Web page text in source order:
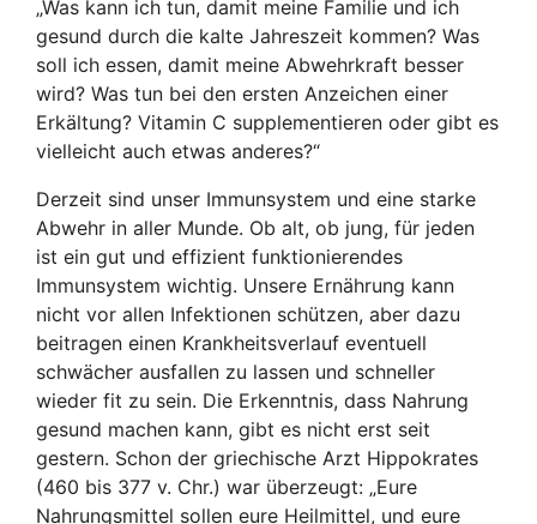
„Was kann ich tun, damit meine Familie und ich
gesund durch die kalte Jahreszeit kommen? Was
soll ich essen, damit meine Abwehrkraft besser
wird? Was tun bei den ersten Anzeichen einer
Erkältung? Vitamin C supplementieren oder gibt es
vielleicht auch etwas anderes?“
Derzeit sind unser Immunsystem und eine starke
Abwehr in aller Munde. Ob alt, ob jung, für jeden
ist ein gut und effizient funktionierendes
Immunsystem wichtig. Unsere Ernährung kann
nicht vor allen Infektionen schützen, aber dazu
beitragen einen Krankheitsverlauf eventuell
schwächer ausfallen zu lassen und schneller
wieder fit zu sein. Die Erkenntnis, dass Nahrung
gesund machen kann, gibt es nicht erst seit
gestern. Schon der griechische Arzt Hippokrates
(460 bis 377 v. Chr.) war überzeugt: „Eure
Nahrungsmittel sollen eure Heilmittel, und eure